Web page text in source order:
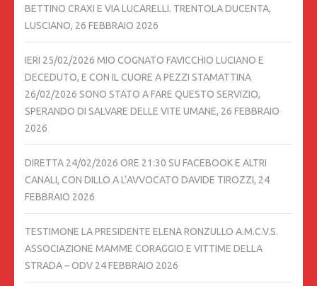
BETTINO CRAXI E VIA LUCARELLI. TRENTOLA DUCENTA,
LUSCIANO, 26 FEBBRAIO 2026
IERI 25/02/2026 MIO COGNATO FAVICCHIO LUCIANO E
DECEDUTO, E CON IL CUORE A PEZZI STAMATTINA
26/02/2026 SONO STATO A FARE QUESTO SERVIZIO,
SPERANDO DI SALVARE DELLE VITE UMANE, 26 FEBBRAIO
2026
DIRETTA 24/02/2026 ORE 21:30 SU FACEBOOK E ALTRI
CANALI, CON DILLO A L’AVVOCATO DAVIDE TIROZZI, 24
FEBBRAIO 2026
TESTIMONE LA PRESIDENTE ELENA RONZULLO A.M.C.V.S.
ASSOCIAZIONE MAMME CORAGGIO E VITTIME DELLA
STRADA – ODV 24 FEBBRAIO 2026